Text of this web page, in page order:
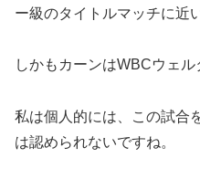
ー級のタイトルマッチに近
しかもカーンはWBCウェル
私は個人的には、この試合
は認められないですね。